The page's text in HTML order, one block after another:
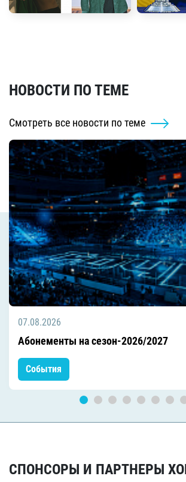
НОВОСТИ ПО ТЕМЕ
Смотреть все новости по теме
07.08.2026
Абонементы на сезон-2026/2027
События
СПОНСОРЫ И ПАРТНЕРЫ